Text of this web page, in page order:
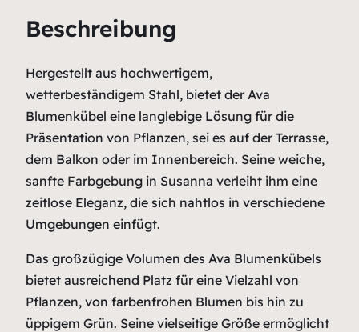
m
n
k
ü
b
e
l
M
e
g
e
Beschreibung
Hergestellt aus hochwertigem,
wetterbeständigem Stahl, bietet der Ava
Blumenkübel eine langlebige Lösung für die
Präsentation von Pflanzen, sei es auf der Terrasse,
dem Balkon oder im Innenbereich. Seine weiche,
sanfte Farbgebung in Susanna verleiht ihm eine
zeitlose Eleganz, die sich nahtlos in verschiedene
Umgebungen einfügt.
Das großzügige Volumen des Ava Blumenkübels
bietet ausreichend Platz für eine Vielzahl von
Pflanzen, von farbenfrohen Blumen bis hin zu
üppigem Grün. Seine vielseitige Größe ermöglicht